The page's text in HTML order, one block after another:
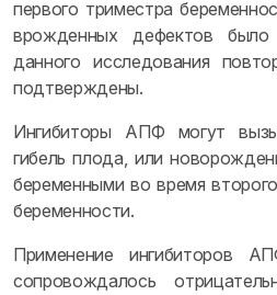
первого триместра
врожденных дефектов было
данного исследования
подтверждены.
Ингибиторы АПФ могут
гибель плода, или
беременными во время
беременности.
Применение ингибиторов
сопровождалось